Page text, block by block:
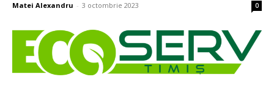
Matei Alexandru - 3 octombrie 2023 0